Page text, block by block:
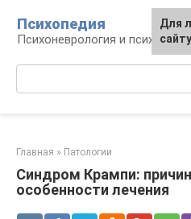
контенту
Психопедия
Психоневрология и
Главная » Патологии
Синдром Крампи:
особенности лечения
Для